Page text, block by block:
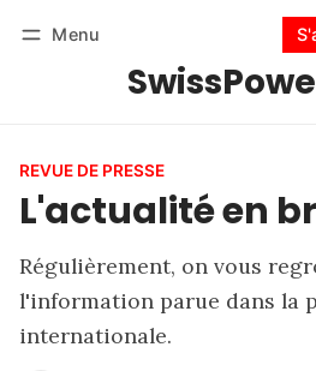
Menu
Se connecter S'abonner
REVUE DE PRESSE
L'actualité en
Régulièrement, on vous
l'information parue dans la
internationale.